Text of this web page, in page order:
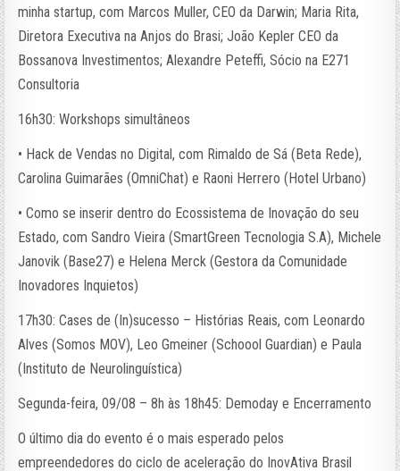
minha startup, com Marcos Muller, CEO da Darwin; Maria Rita,
Diretora Executiva na Anjos do Brasi; João Kepler CEO da
Bossanova Investimentos; Alexandre Peteffi, Sócio na E271
Consultoria
16h30: Workshops simultâneos
• Hack de Vendas no Digital, com Rimaldo de Sá (Beta Rede),
Carolina Guimarães (OmniChat) e Raoni Herrero (Hotel Urbano)
• Como se inserir dentro do Ecossistema de Inovação do seu
Estado, com Sandro Vieira (SmartGreen Tecnologia S.A), Michele
Janovik (Base27) e Helena Merck (Gestora da Comunidade
Inovadores Inquietos)
17h30: Cases de (In)sucesso – Histórias Reais, com Leonardo
Alves (Somos MOV), Leo Gmeiner (Schoool Guardian) e Paula
(Instituto de Neurolinguística)
Segunda-feira, 09/08 – 8h às 18h45: Demoday e Encerramento
O último dia do evento é o mais esperado pelos
empreendedores do ciclo de aceleração do InovAtiva Brasil